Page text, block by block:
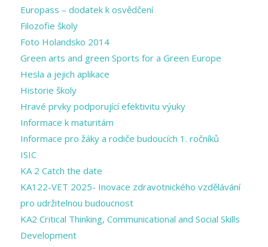
Europass – dodatek k osvědčení
Filozofie školy
Foto Holandsko 2014
Green arts and ​green Sports for a ​Green Europe
Hesla a jejich aplikace
Historie školy
Hravé prvky podporující efektivitu výuky
Informace k maturitám
Informace pro žáky a rodiče budoucích 1. ročníků
ISIC
KA 2 Catch the date
KA122-VET 2025- Inovace zdravotnického vzdělávání
pro udržitelnou budoucnost
KA2 Critical Thinking, Communicational and Social Skills
Development